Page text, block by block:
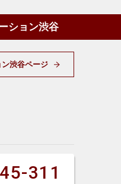
ション渋谷
渋谷ページ
311